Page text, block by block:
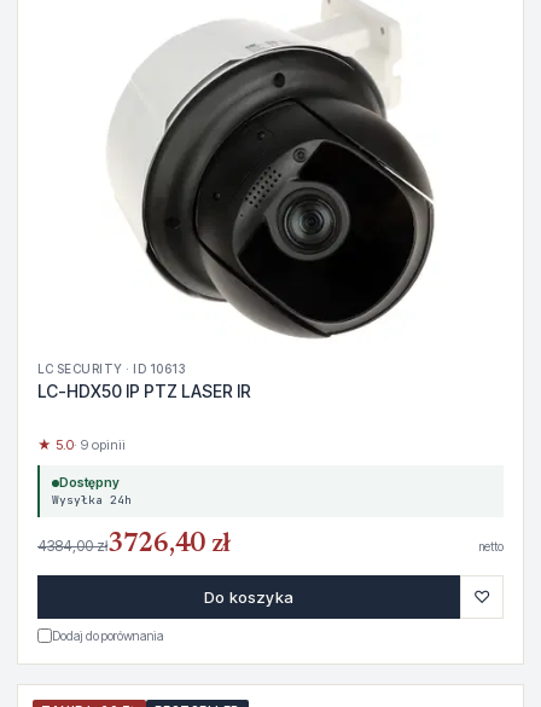
LC SECURITY · ID 10613
LC-HDX50 IP PTZ LASER IR
★ 5.0· 9 opinii
Dostępny
Wysyłka 24h
4384,00 zł3726,40 zł netto
Do koszyka ♡
Dodaj do porównania